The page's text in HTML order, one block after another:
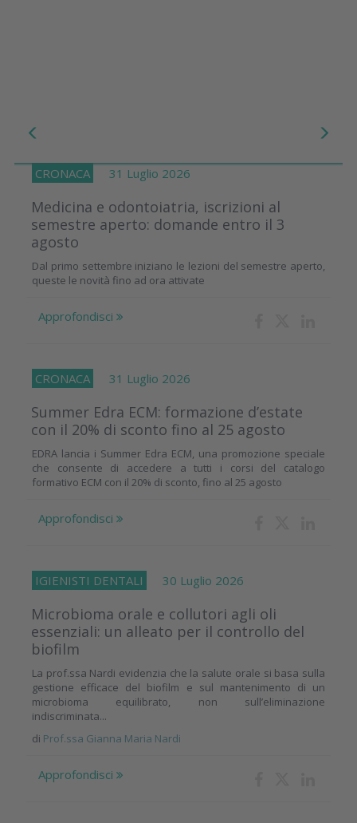
CRONACA 31 Luglio 2026
Medicina e odontoiatria, iscrizioni al
semestre aperto: domande entro il 3
agosto
Dal primo settembre iniziano le lezioni del semestre aperto,
queste le novità fino ad ora attivate
Approfondisci
CRONACA 31 Luglio 2026
Summer Edra ECM: formazione d’estate
con il 20% di sconto fino al 25 agosto
EDRA lancia i Summer Edra ECM, una promozione speciale
che consente di accedere a tutti i corsi del catalogo
formativo ECM con il 20% di sconto, fino al 25 agosto
Approfondisci
IGIENISTI DENTALI 30 Luglio 2026
Microbioma orale e collutori agli oli
essenziali: un alleato per il controllo del
biofilm
La prof.ssa Nardi evidenzia che la salute orale si basa sulla
gestione efficace del biofilm e sul mantenimento di un
microbioma equilibrato, non sull’eliminazione
indiscriminata...
di Prof.ssa Gianna Maria Nardi
Approfondisci